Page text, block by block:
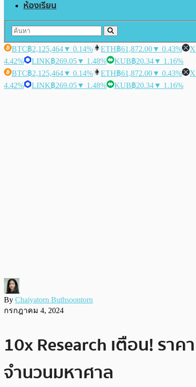
ห้องเรียน
BTC฿2,125,464▼ 0.14% ETH฿61,872.00▼ 0.43%
4.42%
LINK฿269.05▼ 1.48% KUB฿20.34▼ 1.16%
BTC฿2,125,464▼ 0.14% ETH฿61,872.00▼ 0.43%
4.42%
LINK฿269.05▼ 1.48% KUB฿20.34▼ 1.16%
By Chaiyatorn Buthsoontorn
กรกฎาคม 4, 2024
10x Research เตือน! รา
จำนวนมหาศาล